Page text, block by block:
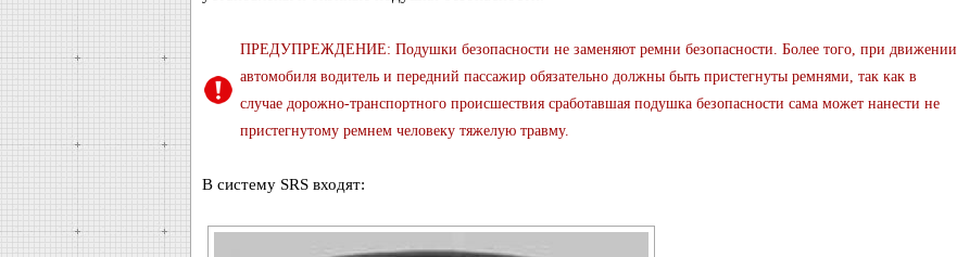
ПРЕДУПРЕЖДЕНИЕ: Подушки безопасности не заменяют ремни безопасности. Более того, при движении
автомобиля водитель и передний пассажир обязательно должны быть пристегнуты ремнями, так как в
случае дорожно-транспортного происшествия сработавшая подушка безопасности сама может нанести не
пристегнутому ремнем человеку тяжелую травму.
В систему SRS входят: